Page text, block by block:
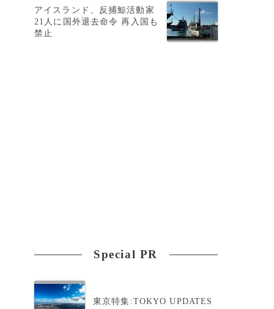
アイスランド、反捕鯨活動家
21人に国外退去命令 再入国も
禁止
Special PR
東京特集:TOKYO UPDATES